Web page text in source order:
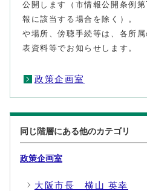
公開します（市情報公開条例
報に該当する場合を除く）。
や場所、傍聴手続等は、各所
表資料等でお知らせします。
政策企画室
同じ階層にある他のカテゴリ
政策企画室
大阪市長 横山 英幸